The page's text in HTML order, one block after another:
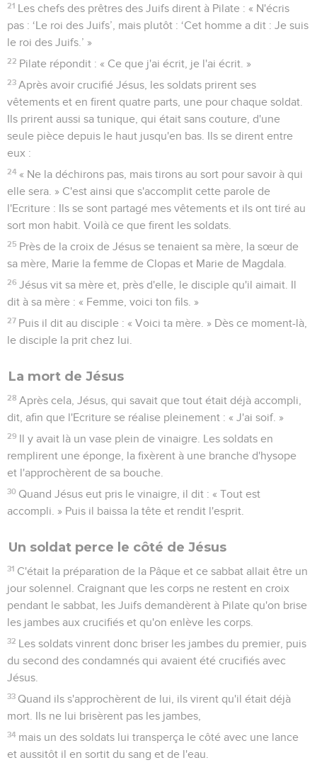
21 Les chefs des prêtres des Juifs dirent à Pilate : « N'écris
pas : ‘Le roi des Juifs’, mais plutôt : ‘Cet homme a dit : Je suis
le roi des Juifs.’ »
22 Pilate répondit : « Ce que j'ai écrit, je l'ai écrit. »
23 Après avoir crucifié Jésus, les soldats prirent ses
vêtements et en firent quatre parts, une pour chaque soldat.
Ils prirent aussi sa tunique, qui était sans couture, d'une
seule pièce depuis le haut jusqu'en bas. Ils se dirent entre
eux :
24 « Ne la déchirons pas, mais tirons au sort pour savoir à qui
elle sera. » C'est ainsi que s'accomplit cette parole de
l'Ecriture : Ils se sont partagé mes vêtements et ils ont tiré au
sort mon habit. Voilà ce que firent les soldats.
25 Près de la croix de Jésus se tenaient sa mère, la sœur de
sa mère, Marie la femme de Clopas et Marie de Magdala.
26 Jésus vit sa mère et, près d'elle, le disciple qu'il aimait. Il
dit à sa mère : « Femme, voici ton fils. »
27 Puis il dit au disciple : « Voici ta mère. » Dès ce moment-là,
le disciple la prit chez lui.
La mort de Jésus
28 Après cela, Jésus, qui savait que tout était déjà accompli,
dit, afin que l'Ecriture se réalise pleinement : « J'ai soif. »
29 Il y avait là un vase plein de vinaigre. Les soldats en
remplirent une éponge, la fixèrent à une branche d'hysope
et l'approchèrent de sa bouche.
30 Quand Jésus eut pris le vinaigre, il dit : « Tout est
accompli. » Puis il baissa la tête et rendit l'esprit.
Un soldat perce le côté de Jésus
31 C'était la préparation de la Pâque et ce sabbat allait être un
jour solennel. Craignant que les corps ne restent en croix
pendant le sabbat, les Juifs demandèrent à Pilate qu'on brise
les jambes aux crucifiés et qu'on enlève les corps.
32 Les soldats vinrent donc briser les jambes du premier, puis
du second des condamnés qui avaient été crucifiés avec
Jésus.
33 Quand ils s'approchèrent de lui, ils virent qu'il était déjà
mort. Ils ne lui brisèrent pas les jambes,
34 mais un des soldats lui transperça le côté avec une lance
et aussitôt il en sortit du sang et de l'eau.